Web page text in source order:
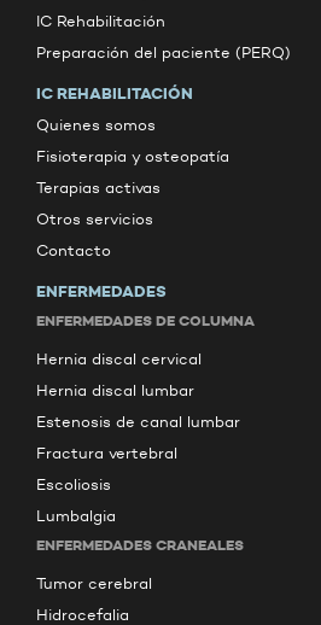
IC Rehabilitación
Preparación del paciente (PERQ)
IC REHABILITACIÓN
Quienes somos
Fisioterapia y osteopatía
Terapias activas
Otros servicios
Contacto
ENFERMEDADES
ENFERMEDADES DE COLUMNA
Hernia discal cervical
Hernia discal lumbar
Estenosis de canal lumbar
Fractura vertebral
Escoliosis
Lumbalgia
ENFERMEDADES CRANEALES
Tumor cerebral
Hidrocefalia